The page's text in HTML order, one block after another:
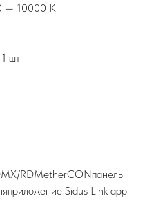
— 10000 K
шт
RDMetherCONпанель
Sidus Link app